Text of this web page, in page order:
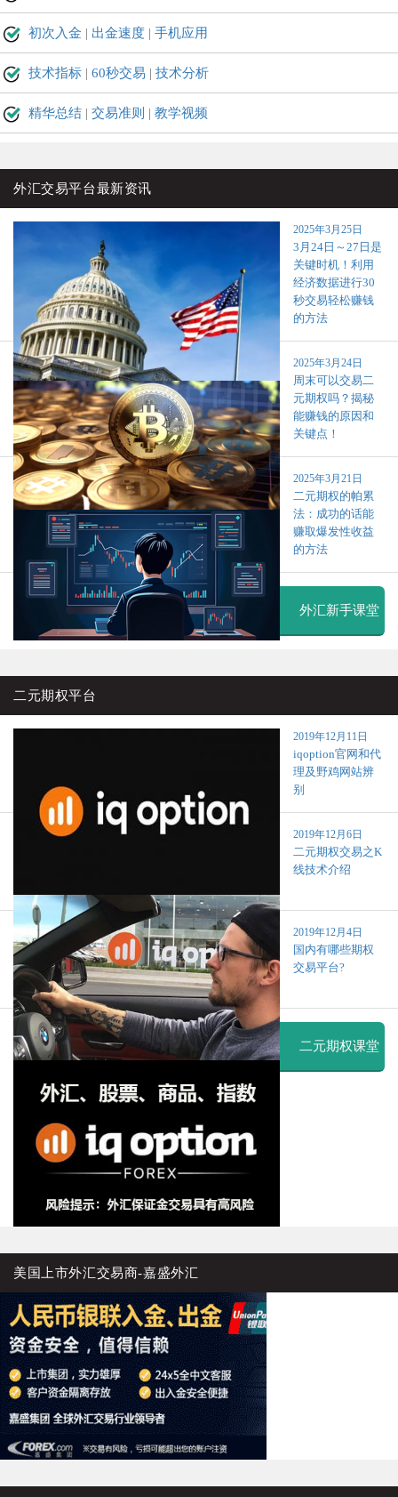
初次入金 | 出金速度 | 手机应用
技术指标 | 60秒交易 | 技术分析
精华总结 | 交易准则 | 教学视频
外汇交易平台最新资讯
2025年3月25日
3月24日～27日是
关键时机！利用
经济数据进行30
秒交易轻松赚钱
的方法
2025年3月24日
周末可以交易二
元期权吗？揭秘
能赚钱的原因和
关键点！
2025年3月21日
二元期权的帕累
法：成功的话能
赚取爆发性收益
的方法
外汇新手课堂
二元期权平台
2019年12月11日
iqoption官网和代
理及野鸡网站辨
别
2019年12月6日
二元期权交易之K
线技术介绍
2019年12月4日
国内有哪些期权
交易平台?
二元期权课堂
美国上市外汇交易商-嘉盛外汇